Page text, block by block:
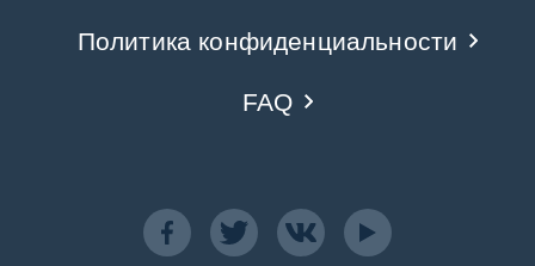
Политика конфиденциальности
FAQ